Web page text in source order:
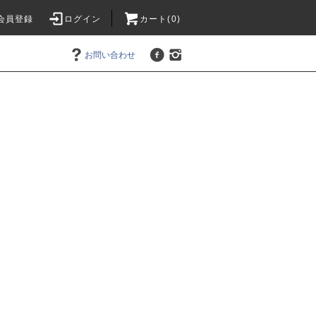
員登録 ログイン カート(0)
お問い合わせ